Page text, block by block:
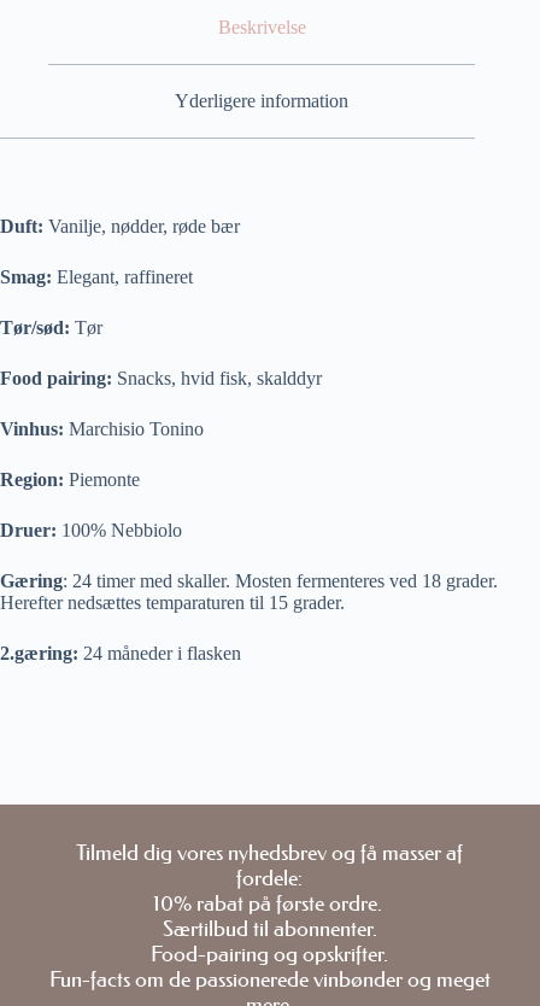
Beskrivelse
Yderligere information
Duft: Vanilje, nødder, røde bær
Smag: Elegant, raffineret
Tør/sød: Tør
Food pairing: Snacks, hvid fisk, skalddyr
Vinhus: Marchisio Tonino
Region: Piemonte
Druer: 100% Nebbiolo
Gæring: 24 timer med skaller. Mosten fermenteres ved 18 grader.
Herefter nedsættes temparaturen til 15 grader.
2.gæring: 24 måneder i flasken
Tilmeld dig vores nyhedsbrev og få masser af
fordele:
10% rabat på første ordre.
Særtilbud til abonnenter.
Food-pairing og opskrifter.
Fun-facts om de passionerede vinbønder og meget